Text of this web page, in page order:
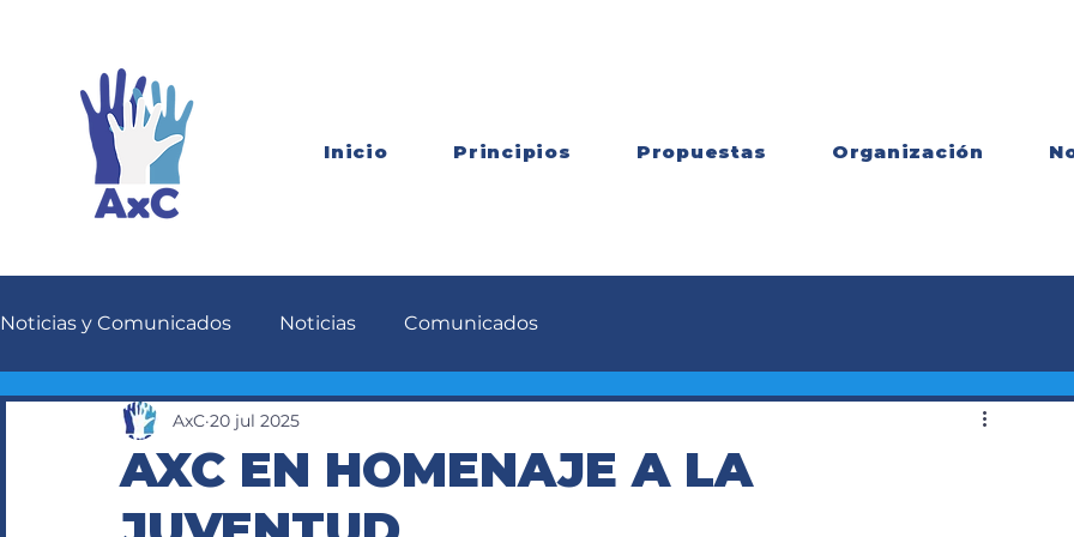
Inicio Principios Propuestas Organización
Noticias y Comunicados Noticias Comunicados
AXC EN HOMENAJE A LA
AxC 20 jul 2025